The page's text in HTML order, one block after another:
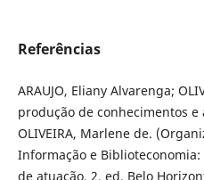
Referências
ARAUJO, Eliany Alvarenga;
produção de conhecimentos
OLIVEIRA, Marlene de.
Informação e Biblioteconomia:
de atuação. 2. ed. Belo